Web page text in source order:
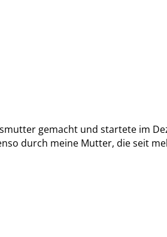
gemacht und startete im
durch meine Mutter, die seit